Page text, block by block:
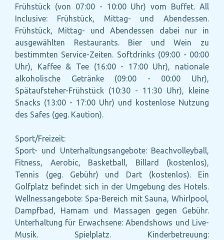
Frühstück (von 07:00 - 10:00 Uhr) vom Buffet. All
Inclusive: Frühstück, Mittag- und Abendessen.
Frühstück, Mittag- und Abendessen dabei nur in
ausgewählten Restaurants. Bier und Wein zu
bestimmten Service-Zeiten. Softdrinks (09:00 - 00:00
Uhr), Kaffee & Tee (16:00 - 17:00 Uhr), nationale
alkoholische Getränke (09:00 - 00:00 Uhr),
Spätaufsteher-Frühstück (10:30 - 11:30 Uhr), kleine
Snacks (13:00 - 17:00 Uhr) und kostenlose Nutzung
des Safes (geg. Kaution).
Sport/Freizeit:
Sport- und Unterhaltungsangebote: Beachvolleyball,
Fitness, Aerobic, Basketball, Billard (kostenlos),
Tennis (geg. Gebühr) und Dart (kostenlos). Ein
Golfplatz befindet sich in der Umgebung des Hotels.
Wellnessangebote: Spa-Bereich mit Sauna, Whirlpool,
Dampfbad, Hamam und Massagen gegen Gebühr.
Unterhaltung für Erwachsene: Abendshows und Live-
Musik. Spielplatz. Kinderbetreuung: